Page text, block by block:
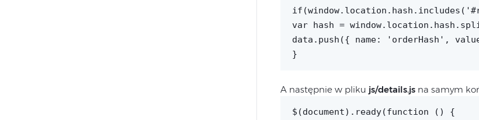
var hash =
data.push({ name: 'orderHash',
}
A następnie w pliku js/details.jsna samym
$(document).ready(function () {